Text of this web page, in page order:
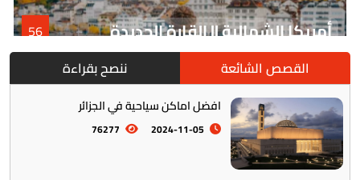
أمريكا الشمالية || القارة الجديدة 56
القصص الشائعة ننصح بقراءة
افضل اماكن سياحية في الجزائر
2024-11-05
76277